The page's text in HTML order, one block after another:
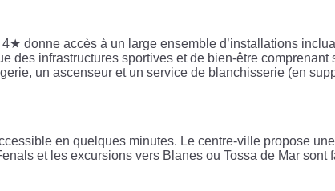
4★ donne accès à un large ensemble d’installations
des infrastructures sportives et de bien-être
un ascenseur et un service de blanchisserie (en
en quelques minutes. Le centre-ville propose
et les excursions vers Blanes ou Tossa de Mar sont